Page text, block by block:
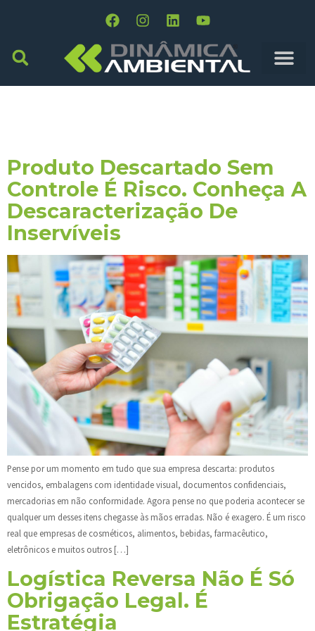
Produto Descartado Sem
Controle É Risco. Conheça A
Descaracterização De
Inservíveis
Pense por um momento em tudo que sua empresa descarta: produtos
vencidos, embalagens com identidade visual, documentos confidenciais,
mercadorias em não conformidade. Agora pense no que poderia acontecer se
qualquer um desses itens chegasse às mãos erradas. Não é exagero. É um risco
real que empresas de cosméticos, alimentos, bebidas, farmacêutico,
eletrônicos e muitos outros […]
Logística Reversa Não É Só
Obrigação Legal. É
Estratégia